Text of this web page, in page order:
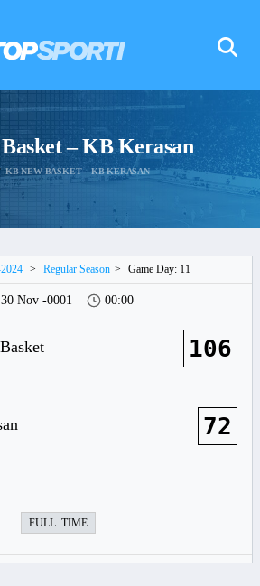
– KB Kerasan
KB NEW BASKET – KB KERASAN
> Regular Season > Game Day: 11
30 Nov -0001 00:00
106
72
FULL TIME